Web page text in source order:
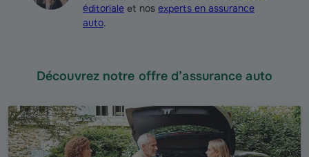
éditoriale et nos experts en assurance
auto.
Découvrez notre offre d’assurance auto